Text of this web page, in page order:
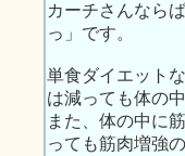
カーチさんなら
っ」です。
単食ダイエット
は減っても体の
また、体の中に
っても筋肉増強